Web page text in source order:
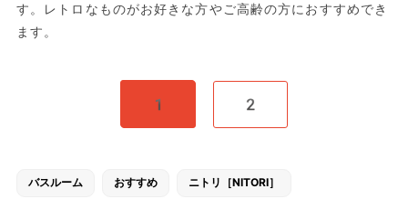
す。レトロなものがお好きな方やご高齢の方におすすめでき
ます。
1 2
バスルーム おすすめ ニトリ［NITORI］